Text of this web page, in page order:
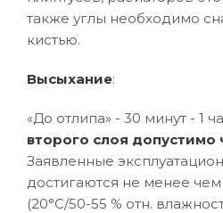
также углы необходимо
кистью.
Высыхание:
«До отлипа» - 30 минут - 1
второго слоя допустимо
Заявленные
достигаются не менее
(20°C/50-55 % отн.